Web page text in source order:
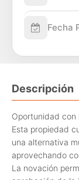
Fecha
Descripción
Oportunidad con
Esta propiedad
una alternativa
aprovechando
La novación